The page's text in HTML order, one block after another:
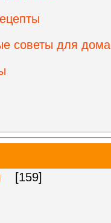
советы для дома
[159]